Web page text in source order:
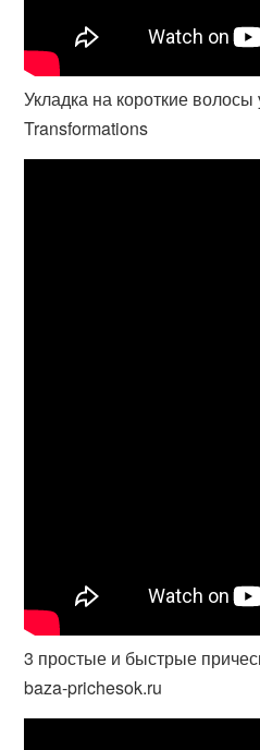
Укладка на короткие
Transformations
3 простые и быстрые
baza-prichesok.ru